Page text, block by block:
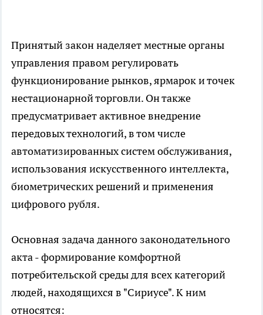
Принятый закон наделяет местные органы
управления правом регулировать
функционирование рынков, ярмарок и точек
нестационарной торговли. Он также
предусматривает активное внедрение
передовых технологий, в том числе
автоматизированных систем обслуживания,
использования искусственного интеллекта,
биометрических решений и применения
цифрового рубля.
Основная задача данного законодательного
акта - формирование комфортной
потребительской среды для всех категорий
людей, находящихся в "Сириусе". К ним
относятся: